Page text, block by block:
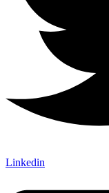
Linkedin